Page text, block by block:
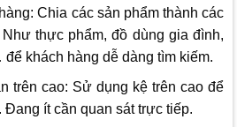
Chia các sản phẩm thành các
thực phẩm, đồ dùng gia đình,
khách hàng dễ dàng tìm kiếm.
trên cao: Sử dụng kệ trên cao để
Đang ít cần quan sát trực tiếp.